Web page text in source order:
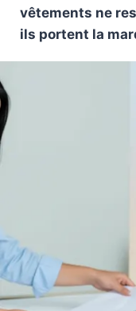
vêtements ne
ils portent la